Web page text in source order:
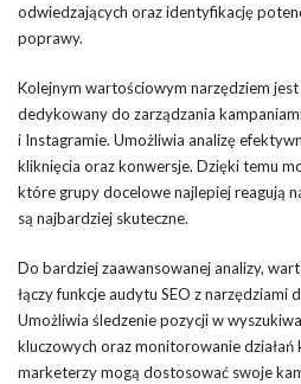
odwiedzających oraz identyfikację
poprawy.
Kolejnym wartościowym narzędziem jest
dedykowany do zarządzania
i Instagramie. Umożliwia analizę
kliknięcia oraz konwersje. Dzięki temu
które grupy docelowe najlepiej reagują
są najbardziej skuteczne.
Do bardziej zaawansowanej analizy,
łączy funkcje audytu SEO z narzędziami
Umożliwia śledzenie pozycji w
kluczowych oraz monitorowanie działań
marketerzy mogą dostosować swoje